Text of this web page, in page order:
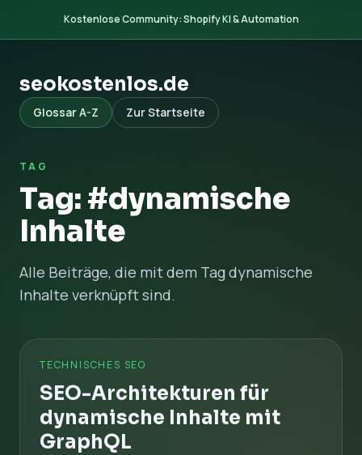
Kostenlose Community: Shopify KI & Automation
seokostenlos.de
Glossar A-Z Zur Startseite
TAG
Tag: #dynamische
Inhalte
Alle Beiträge, die mit dem Tag dynamische
Inhalte verknüpft sind.
TECHNISCHES SEO
SEO-Architekturen für
dynamische Inhalte mit
GraphQL